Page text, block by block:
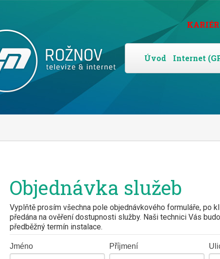
Úvod Internet
Objednávka služeb
Vyplňtě prosím všechna pole objednávkového formuláře, po
předána na ověření dostupnosti služby. Naši technici Vás
předběžný termín instalace.
Jméno Příjmení